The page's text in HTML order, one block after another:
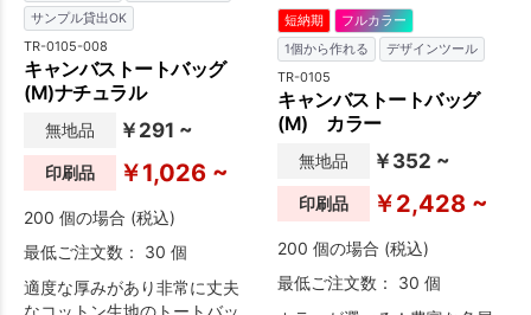
サンプル貸出OK
TR-0105-008
キャンバストートバッグ
(M)ナチュラル
無地品 ￥291 ~
印刷品 ￥1,026 ~
200 個の場合 (税込)
最低ご注文数： 30 個
適度な厚みがあり非常に丈夫
短納期
フルカラー
1個から作れる
デザインツール
TR-0105
キャンバストートバッグ
(M) カラー
無地品 ￥352 ~
印刷品 ￥2,428 ~
200 個の場合 (税込)
最低ご注文数： 30 個